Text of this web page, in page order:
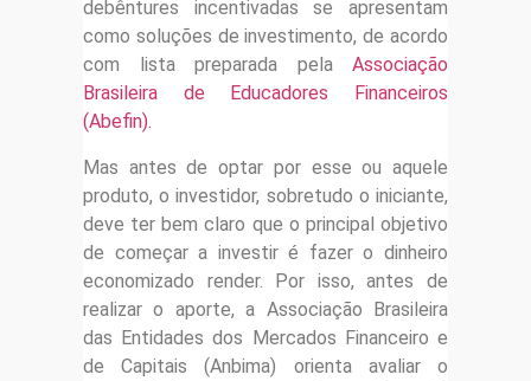
debêntures incentivadas se apresentam
como soluções de investimento, de acordo
com lista preparada pela Associação
Brasileira de Educadores Financeiros
(Abefin).
Mas antes de optar por esse ou aquele
produto, o investidor, sobretudo o iniciante,
deve ter bem claro que o principal objetivo
de começar a investir é fazer o dinheiro
economizado render. Por isso, antes de
realizar o aporte, a Associação Brasileira
das Entidades dos Mercados Financeiro e
de Capitais (Anbima) orienta avaliar o